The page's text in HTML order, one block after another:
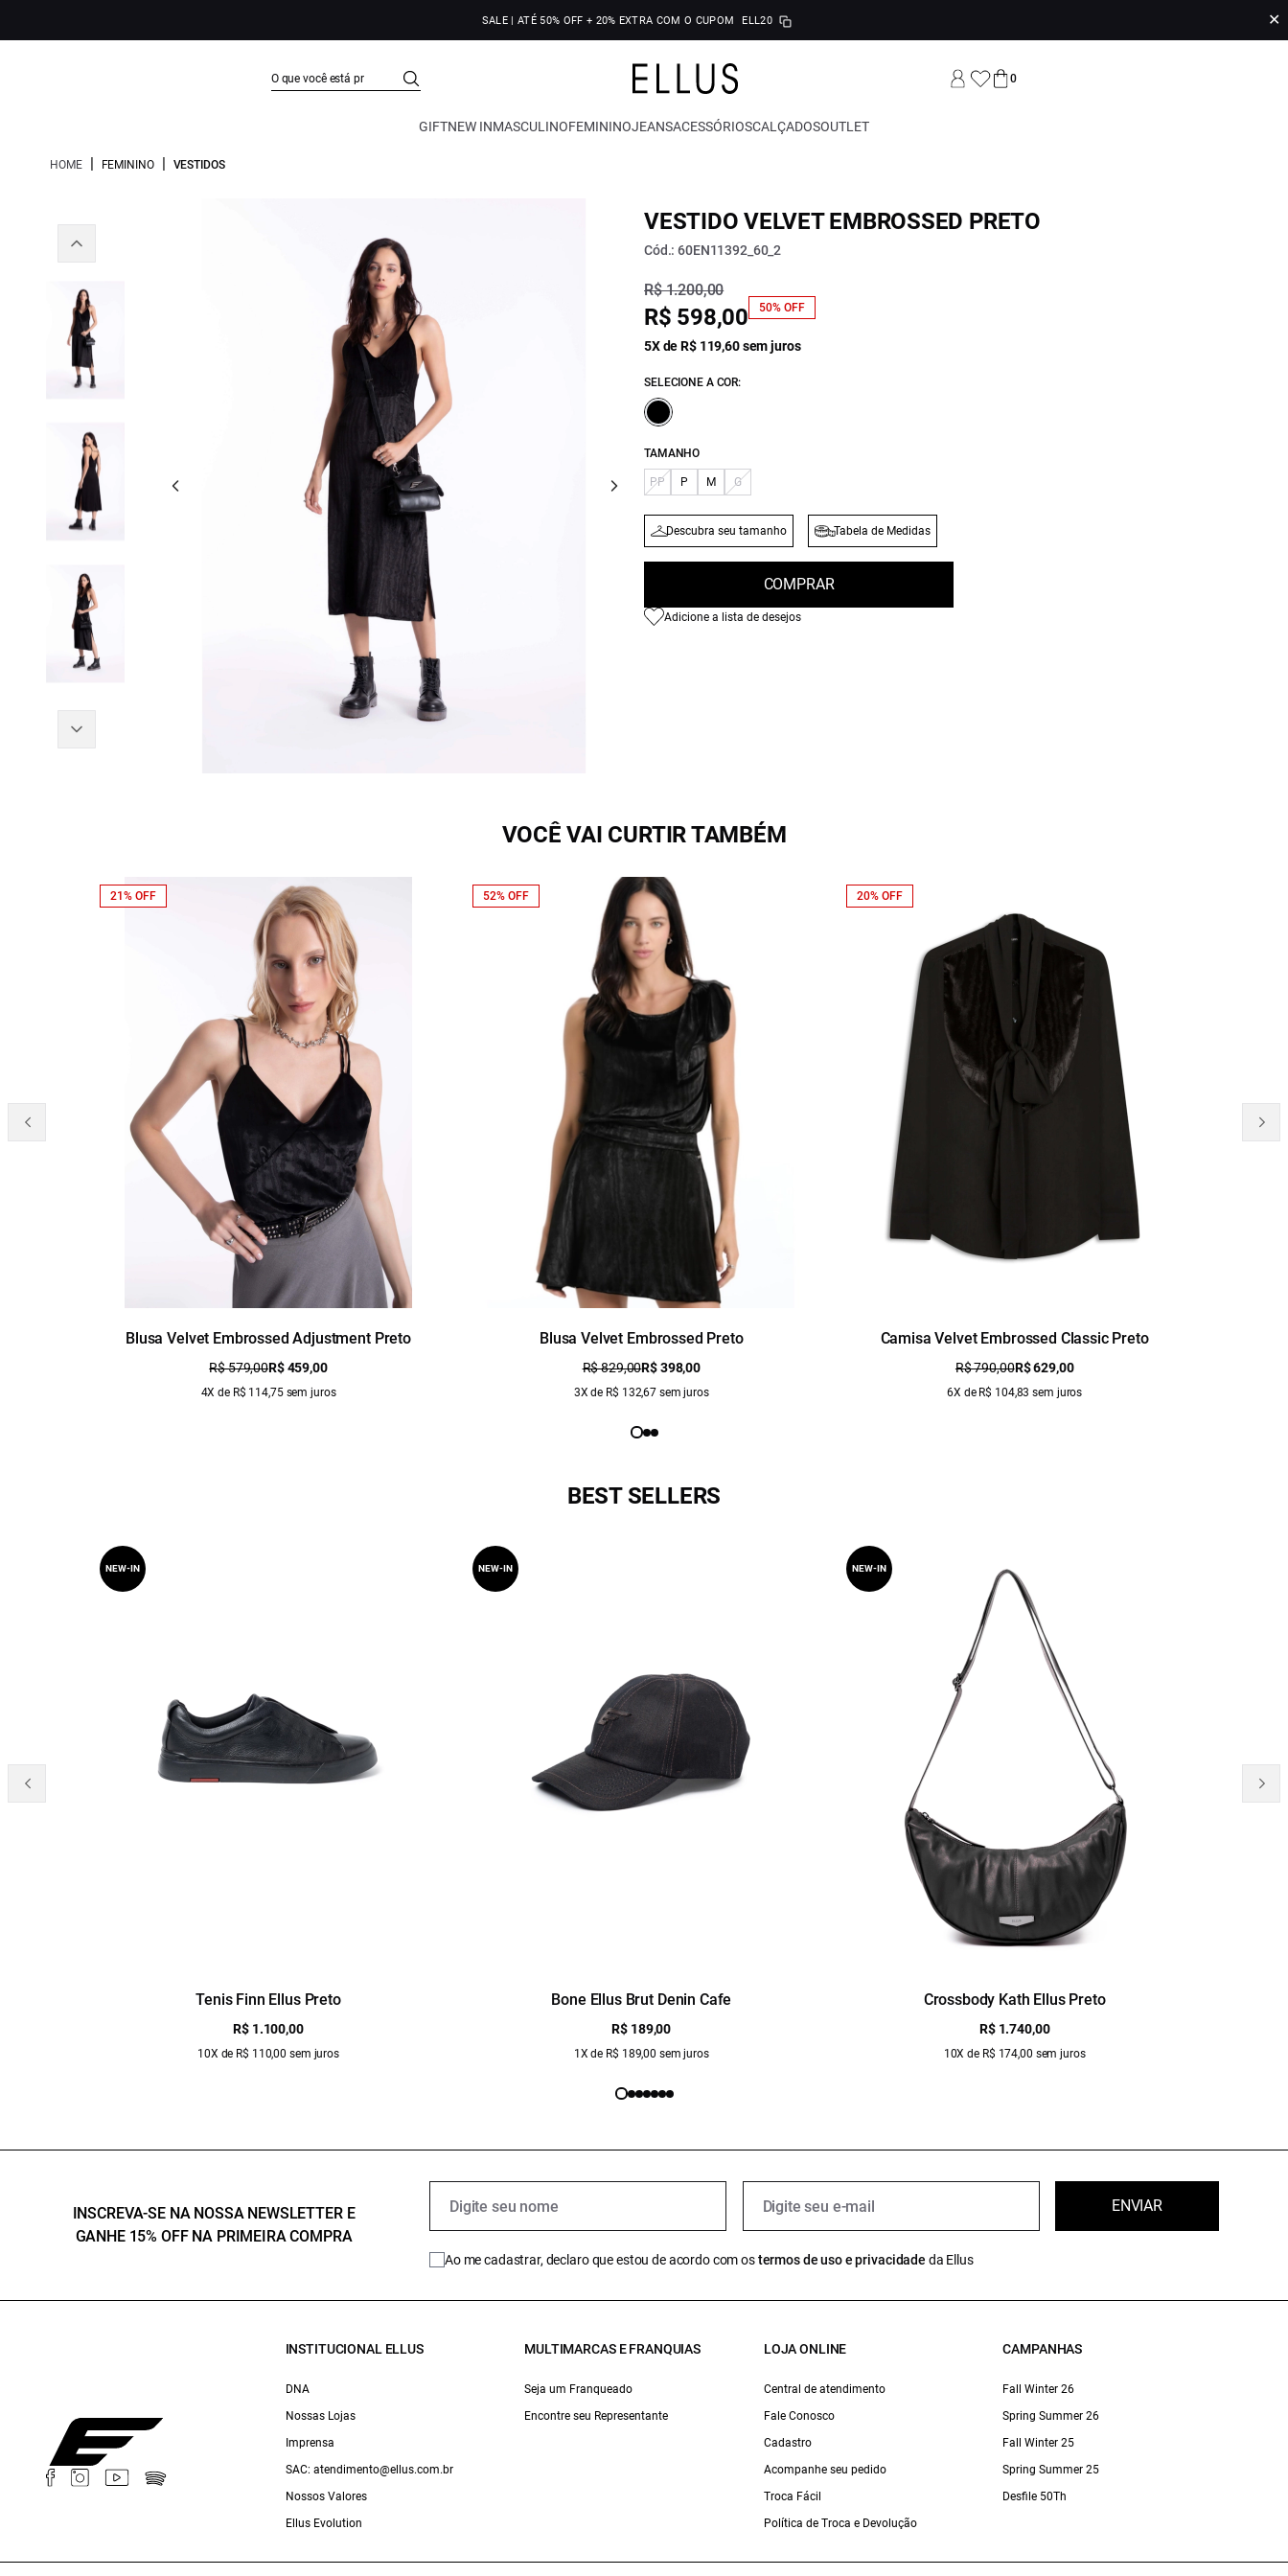
SALE | ATÉ 50% OFF + 20% EXTRA COM O CUPOM ELL20 ✕
0
GIFTNEW INMASCULINOFEMININOJEANSACESSÓRIOSCALÇADOSOUTLET
HOME | FEMININO | VESTIDOS
VESTIDO VELVET EMBROSSED PRETO
Cód.: 60EN11392_60_2
R$ 1.200,00
R$ 598,00 50% OFF
5X de R$ 119,60 sem juros
SELECIONE A COR:
TAMANHO
PP P M G
Descubra seu tamanho Tabela de Medidas
COMPRAR
Adicione a lista de desejos
VOCÊ VAI CURTIR TAMBÉM
Blusa Velvet Embrossed Adjustment Preto
R$ 579,00R$ 459,00
4X de R$ 114,75 sem juros
21% OFF
Blusa Velvet Embrossed Preto
R$ 829,00R$ 398,00
3X de R$ 132,67 sem juros
52% OFF
Camisa Velvet Embrossed Classic Preto
R$ 790,00R$ 629,00
6X de R$ 104,83 sem juros
20% OFF
BEST SELLERS
Tenis Finn Ellus Preto
R$ 1.100,00
10X de R$ 110,00 sem juros
NEW-IN
Bone Ellus Brut Denin Cafe
R$ 189,00
1X de R$ 189,00 sem juros
NEW-IN
Crossbody Kath Ellus Preto
R$ 1.740,00
10X de R$ 174,00 sem juros
NEW-IN
INSCREVA-SE NA NOSSA NEWSLETTER E
GANHE 15% OFF NA PRIMEIRA COMPRA
ENVIAR
Ao me cadastrar, declaro que estou de acordo com ostermos de uso e privacidade da Ellus
INSTITUCIONAL ELLUS
DNA
Nossas Lojas
Imprensa
SAC: atendimento@ellus.com.br
Nossos Valores
Ellus Evolution
MULTIMARCAS E FRANQUIAS
Seja um Franqueado
Encontre seu Representante
LOJA ONLINE
Central de atendimento
Fale Conosco
Cadastro
Acompanhe seu pedido
Troca Fácil
Política de Troca e Devolução
CAMPANHAS
Fall Winter 26
Spring Summer 26
Fall Winter 25
Spring Summer 25
Desfile 50Th